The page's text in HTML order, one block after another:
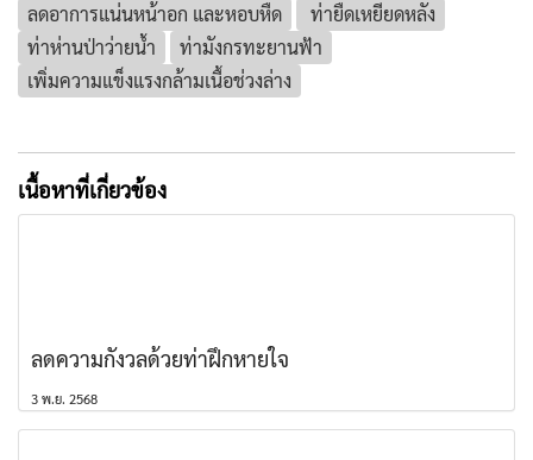
ลดอาการแน่นหน้าอก และหอบหืด
ท่ายืดเหยียดหลัง
ท่าห่านป่าว่ายน้ำ
ท่ามังกรทะยานฟ้า
เพิ่มความแข็งแรงกล้ามเนื้อช่วงล่าง
เนื้อหาที่เกี่ยวข้อง
ลดความกังวลด้วยท่าฝึกหายใจ
3 พ.ย. 2568